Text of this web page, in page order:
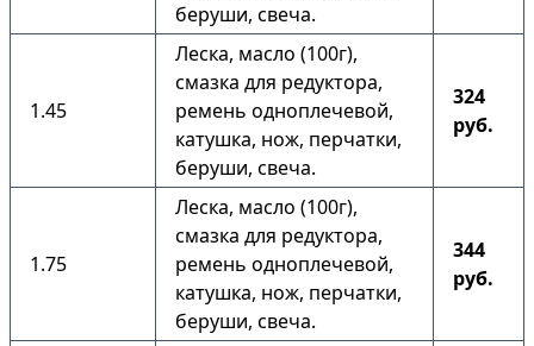
беруши, свеча.
1.45
Леска, масло (100г),
смазка для редуктора,
ремень одноплечевой,
катушка, нож, перчатки,
беруши, свеча.
324
руб.
1.75
Леска, масло (100г),
смазка для редуктора,
ремень одноплечевой,
катушка, нож, перчатки,
беруши, свеча.
344
руб.